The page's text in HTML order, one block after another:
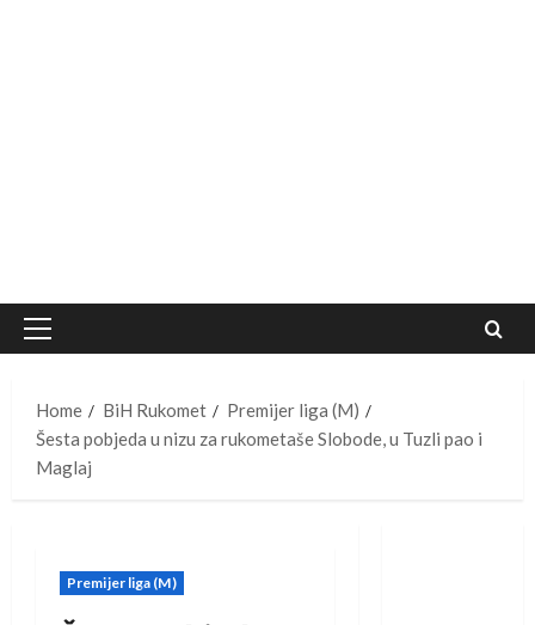
Primary
Home
BiH Rukomet
Premijer liga (M)
Šesta pobjeda u nizu za rukometaše Slobode, u Tuzli pao i
Maglaj
Premijer liga (M)